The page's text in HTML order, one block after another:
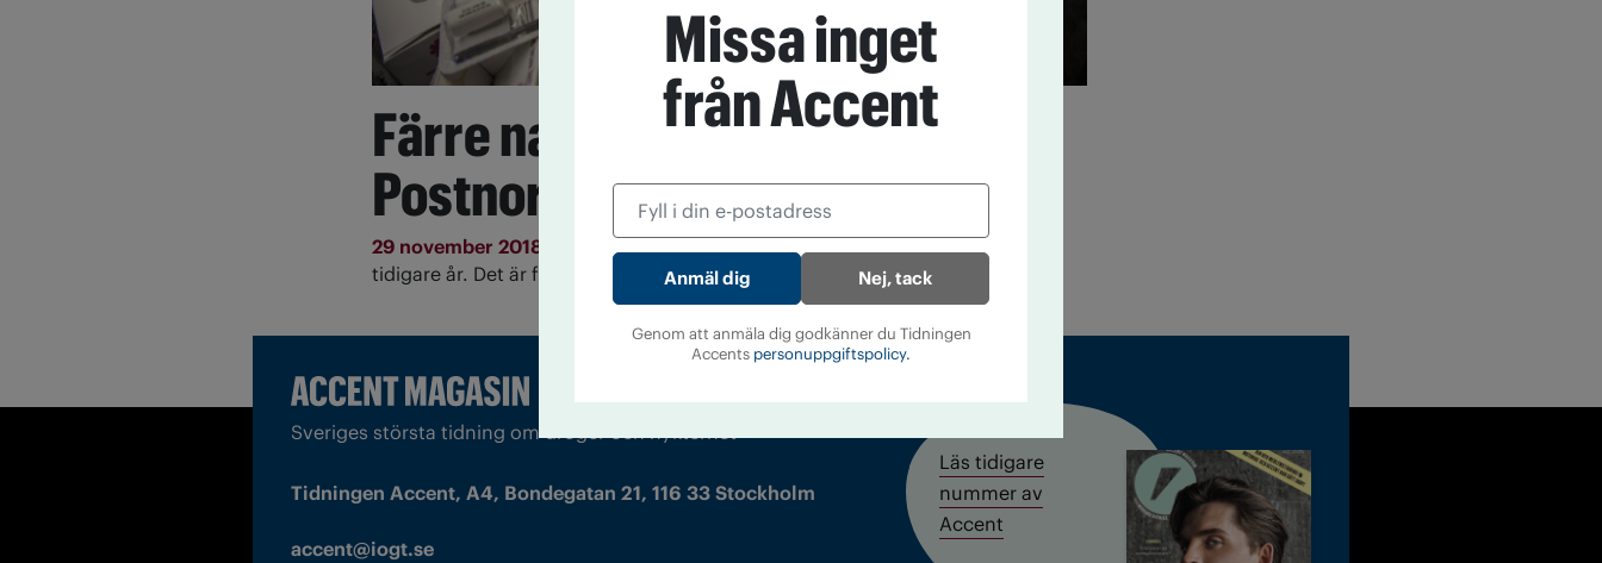
Färre narkotikabeslag när
Postnord flyttar
29 november 2018
Tullen gör färre beslag av narkotika i år jämfört med
tidigare år. Det är framförallt i postflödet minskningen skett.
Sveriges största tidning om droger och nykterhet
Tidningen Accent, A4, Bondegatan 21, 116 33 Stockholm
accent@iogt.se
Läs tidigare
nummer av
Accent
Missa inget
från Accent
Nej, tack
Genom att anmäla dig godkänner du Tidningen
Accents personuppgiftspolicy.